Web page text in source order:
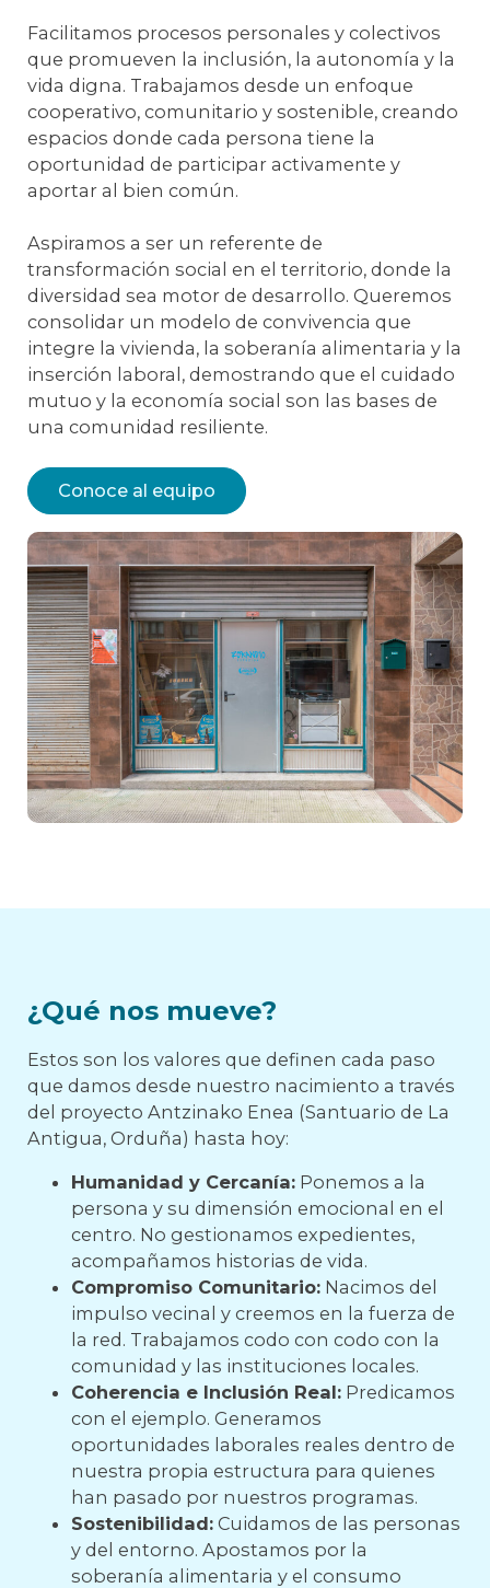
Facilitamos procesos personales y colectivos
que promueven la inclusión, la autonomía y la
vida digna. Trabajamos desde un enfoque
cooperativo, comunitario y sostenible, creando
espacios donde cada persona tiene la
oportunidad de participar activamente y
aportar al bien común.
Aspiramos a ser un referente de
transformación social en el territorio, donde la
diversidad sea motor de desarrollo. Queremos
consolidar un modelo de convivencia que
integre la vivienda, la soberanía alimentaria y la
inserción laboral, demostrando que el cuidado
mutuo y la economía social son las bases de
una comunidad resiliente.
Conoce al equipo
¿Qué nos mueve?
Estos son los valores que definen cada paso
que damos desde nuestro nacimiento a través
del proyecto Antzinako Enea (Santuario de La
Antigua, Orduña) hasta hoy:
Humanidad y Cercanía:Ponemos a la
persona y su dimensión emocional en el
centro. No gestionamos expedientes,
acompañamos historias de vida.
Compromiso Comunitario:Nacimos del
impulso vecinal y creemos en la fuerza de
la red. Trabajamos codo con codo con la
comunidad y las instituciones locales.
Coherencia e Inclusión Real:Predicamos
con el ejemplo. Generamos
oportunidades laborales reales dentro de
nuestra propia estructura para quienes
han pasado por nuestros programas.
Sostenibilidad:Cuidamos de las personas
y del entorno. Apostamos por la
soberanía alimentaria y el consumo